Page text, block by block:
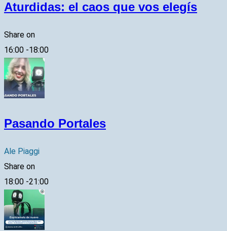
Aturdidas: el caos que vos elegís
Share on
16:00 -18:00
Pasando Portales
Ale Piaggi
Share on
18:00 -21:00